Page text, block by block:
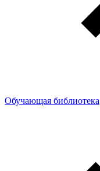
Обучающая библиотека